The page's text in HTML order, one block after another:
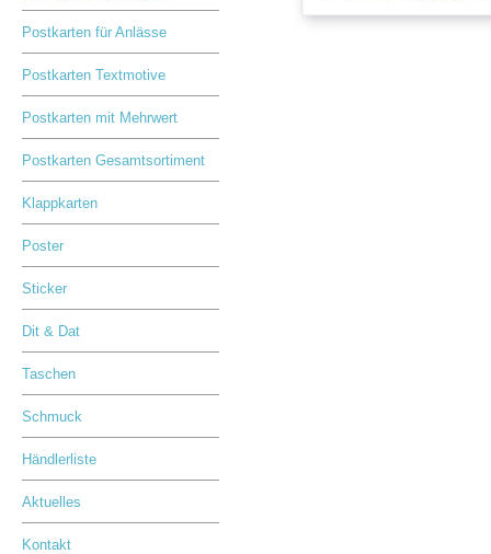
Postkarten für Anlässe
Postkarten Textmotive
Postkarten mit Mehrwert
Postkarten Gesamtsortiment
Klappkarten
Poster
Sticker
Dit & Dat
Taschen
Schmuck
Händlerliste
Aktuelles
Kontakt